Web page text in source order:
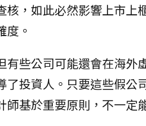
，如此必然影響上市上
度。
些公司可能還會在海外
投資人。只要這些假公
基於重要原則，不一定